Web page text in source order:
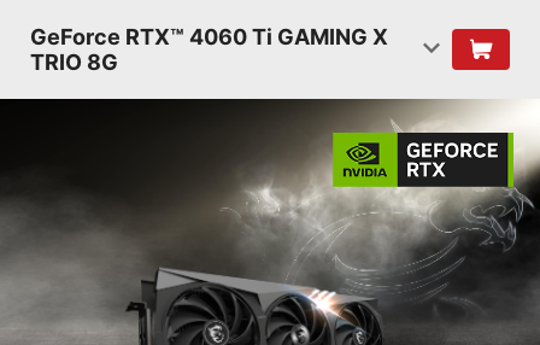
GeForce RTX™ 4060 Ti GAMING X
TRIO 8G